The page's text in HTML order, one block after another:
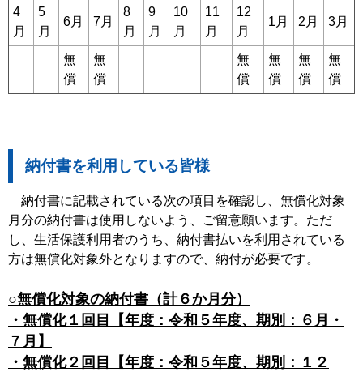
4
月
5
月
6月 7月
8
月
9
月
10
月
11
月
12
月
1月 2月 3月
無
償
無
償
無
償
無
償
無
償
無
償
納付書を利用している皆様
納付書に記載されている次の項目を確認し、無償化対象
月分の納付書は使用しないよう、ご留意願います。ただ
し、生活保護利用者のうち、納付書払いを利用されている
方は無償化対象外となりますので、納付が必要です。
○無償化対象の納付書（計６か月分）
・無償化１回目【年度：令和５年度、期別：６月・
７月】
・無償化２回目【年度：令和５年度、期別：１２